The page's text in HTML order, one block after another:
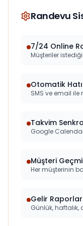
Randevu
7/24 Online
Müşteriler
Otomatik
SMS ve email
Takvim
Google
Müşteri
Her müşterinin
Gelir
Günlük, haftalık,